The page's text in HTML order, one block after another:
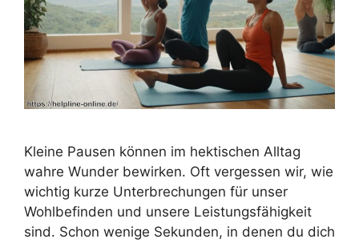
Kleine Pausen können im hektischen Alltag
wahre Wunder bewirken. Oft vergessen wir, wie
wichtig kurze Unterbrechungen für unser
Wohlbefinden und unsere Leistungsfähigkeit
sind. Schon wenige Sekunden, in denen du dich